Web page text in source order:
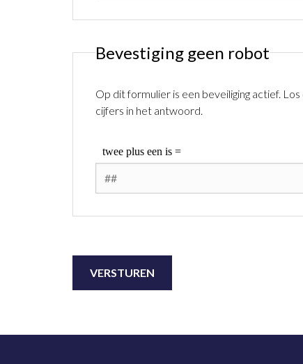
Bevestiging geen robot
Op dit formulier is een beveiliging actief.
cijfers in het antwoord.